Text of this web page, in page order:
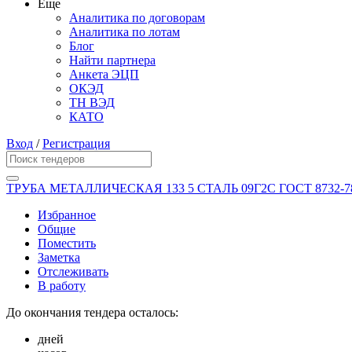
Еще
Аналитика по договорам
Аналитика по лотам
Блог
Найти партнера
Анкета ЭЦП
ОКЭД
ТН ВЭД
КАТО
Вход /Регистрация
ТРУБА МЕТАЛЛИЧЕСКАЯ 133 5 СТАЛЬ 09Г2С ГОСТ 8732-
Избранное
Общие
Поместить
Заметка
Отслеживать
В работу
До окончания тендера осталось:
дней